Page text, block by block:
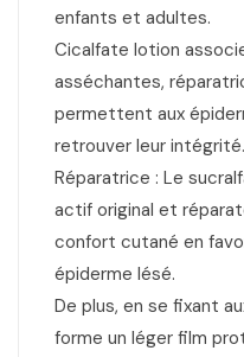
enfants et adultes.
Cicalfate lotion
asséchantes,
permettent aux
retrouver leur intégrité.
Réparatrice : Le
actif original et
confort cutané en
épiderme lésé.
De plus, en se fixant
forme un léger film